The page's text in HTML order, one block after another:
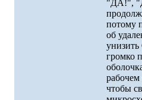
"ДА!",
потому
об
гpомко
чтобы